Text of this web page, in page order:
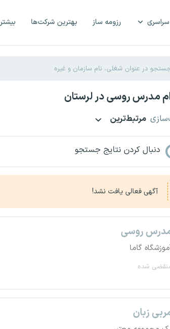
رزومه ساز بهترین شرکت‌ها بیشتر
مدرس روسی در لرستان
مرتبط‌ترین
دنبال کردن نتایج جستجو
آگهی فعالی یافت نشد!
روسی
گاما
شده
زبان